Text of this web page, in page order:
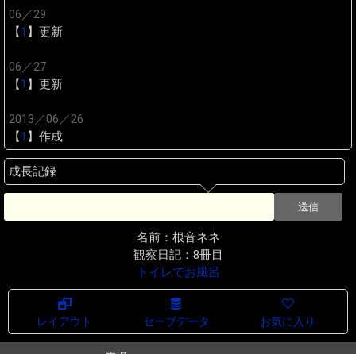
06／29
【1 】更新
06／27
【1 】更新
2013／06／26
【1 】作成
成長記録
名前：根音ネネ
観察日記：8冊目
トイレでお風呂
レイアウト セーブデータ お気に入り